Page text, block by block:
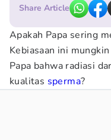
Share Article
Apakah Papa sering
Kebiasaan ini
Papa bahwa radiasi
kualitas sperma?